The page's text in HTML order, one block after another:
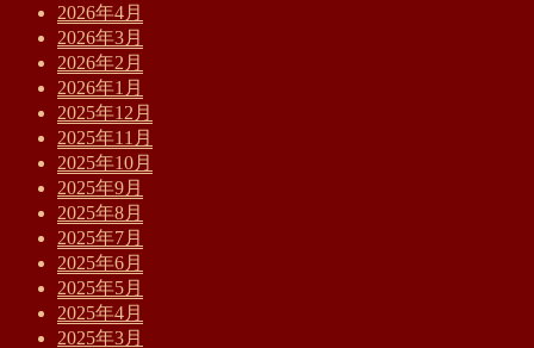
2026年4月
2026年3月
2026年2月
2026年1月
2025年12月
2025年11月
2025年10月
2025年9月
2025年8月
2025年7月
2025年6月
2025年5月
2025年4月
2025年3月